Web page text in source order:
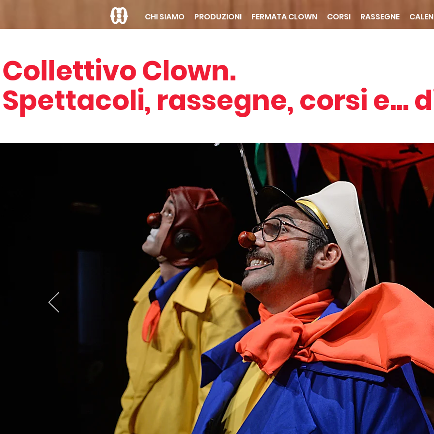
CHI SIAMO PRODUZIONI FERMATA CLOWN CORSI RASSEGNE
Collettivo Clown.
Spettacoli, rassegne, corsi e...
"Il clown è un essere imperfetto che
nell'imperfezione la sua ragione di vita"